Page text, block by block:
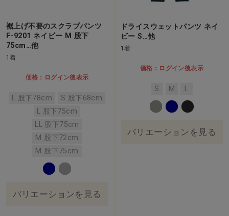
裾上げ不要のスクラブパンツ
F-9201 ネイビー M 股下
75cm…他
1着
価格：ログイン後表示
L 股下78cm
S 股下68cm
L 股下75cm
LL 股下75cm
M 股下72cm
M 股下75cm
バリエーションを見る
ドライスウェットパンツ ネイ
ビー S…他
1着
価格：ログイン後表示
S M L
バリエーションを見る